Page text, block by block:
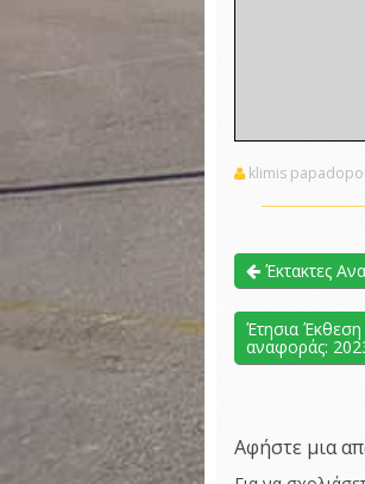
klimis
Έκτακτες
Έτησια
αναφοράς:
Αφήστε μια